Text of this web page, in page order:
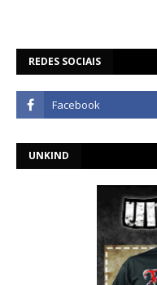
REDES SOCIAIS
UNKIND